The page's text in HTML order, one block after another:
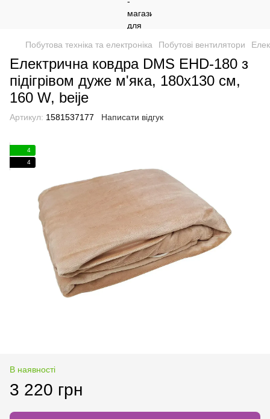
Побутова техніка та електроніка Побутові вентилятори
Електрична ковдра DMS EHD-180 з
підігрівом дуже м'яка, 180х130 см,
160 W, beije
Артикул: 1581537177 Написати відгук
4
4
В наявності
3 220 грн